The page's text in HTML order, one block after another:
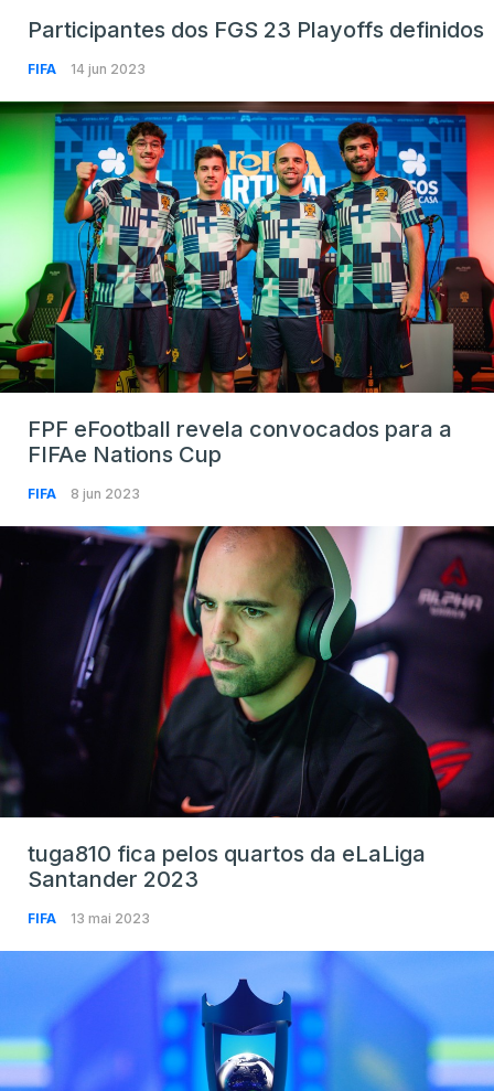
Participantes dos FGS 23 Playoffs definidos
FIFA 14 jun 2023
FPF eFootball revela convocados para a
FIFAe Nations Cup
FIFA 8 jun 2023
tuga810 fica pelos quartos da eLaLiga
Santander 2023
FIFA 13 mai 2023